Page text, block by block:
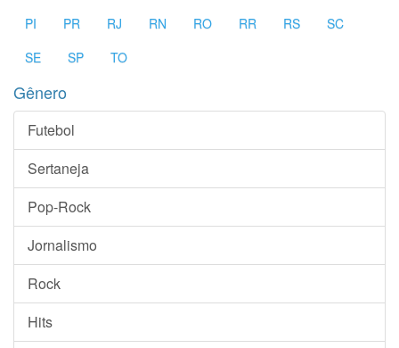
PI
PR RJ RN RO RR RS
SC
SE
SP TO
Gênero
Futebol
Sertaneja
Pop-Rock
Jornalismo
Rock
Hits